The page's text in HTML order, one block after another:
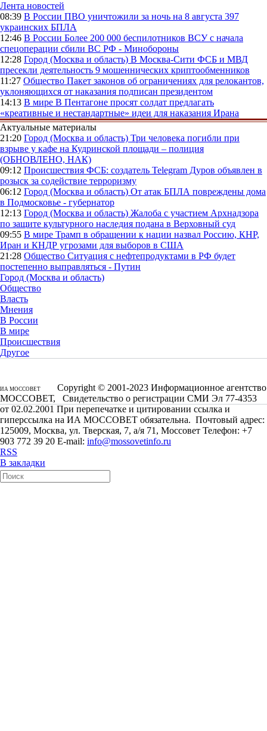
Лента новостей
08:39 В России ПВО уничтожили за ночь на 8 августа 397
украинских БПЛА
12:46 В России Более 200 000 беспилотников ВСУ с начала
спецоперации сбили ВС РФ - Минобороны
12:28 Город (Москва и область) В Москва-Сити ФСБ и МВД
пресекли деятельность 9 мошеннических криптообменников
11:27 Общество Пакет законов об ограничениях для релокантов,
уклоняющихся от наказания подписан президентом
14:13 В мире В Пентагоне просят солдат предлагать
«креативные и нестандартные» идеи для наказания Ирана
Актуальные материалы
21:20 Город (Москва и область) Три человека погибли при
взрыве у кафе на Кудринской площади – полиция
(ОБНОВЛЕНО, НАК)
09:12 Происшествия ФСБ: создатель Telegram Дуров объявлен в
розыск за содействие терроризму
06:12 Город (Москва и область) От атак БПЛА повреждены дома
в Подмосковье - губернатор
12:13 Город (Москва и область) Жалоба с участием Архнадзора
по защите культурного наследия подана в Верховный суд
09:55 В мире Трамп в обращении к нации назвал Россию, КНР,
Иран и КНДР угрозами для выборов в США
21:28 Общество Ситуация с нефтепродуктами в РФ будет
постепенно выправляться - Путин
Город (Москва и область)
Общество
Власть
Мнения
В России
В мире
Происшествия
Другое
ИА МОССОВЕТ
Copyright © 2001-2023 Информационное агентство
МОССОВЕТ, Свидетельство о регистрации СМИ Эл 77-4353
от 02.02.2001 При перепечатке и цитировании ссылка и
гиперссылка на ИА МОССОВЕТ обязательна. Почтовый адрес:
125009, Москва, ул. Тверская, 7, а/я 71, Моссовет Телефон: +7
903 772 39 20 E-mail: info@mossovetinfo.ru
RSS
В закладки